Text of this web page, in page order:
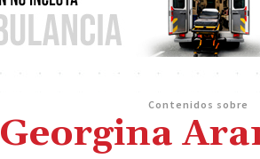
Contenidos sobre
Georgina